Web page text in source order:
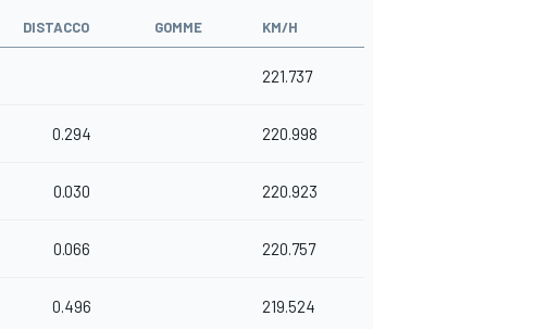
DISTACCO GOMME KM/H
221.737
0.294 220.998
0.030 220.923
0.066 220.757
0.496 219.524